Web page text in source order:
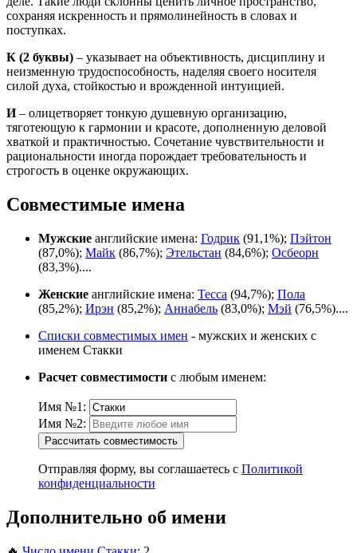
сохраняя искренность и прямолинейность в словах и
поступках.
К (2 буквы) – указывает на объективность, дисциплину и
неизменную трудоспособность, наделяя своего носителя
силой духа, стойкостью и врожденной интуицией.
И– олицетворяет тонкую душевную организацию,
тяготеющую к гармонии и красоте, дополненную деловой
хваткой и практичностью. Сочетание чувствительности и
рациональности иногда порождает требовательность и
строгость в оценке окружающих.
Совместимые имена
Мужские английские имена: Годрик (91,1%); Пэйтон
(87,0%); Майк (86,7%); Этельстан (84,6%); Осбеорн
(83,3%)....
Женские английские имена: Тесса (94,7%); Пола
(85,2%); Ирэн (85,2%); Аннабель (83,0%); Мэй (76,5%)....
Списки совместимых имен - мужских и женских с
именем Стакки
Расчет совместимости с любым именем:
Имя №1:
Имя №2:
Рассчитать совместимость
Отправляя форму, вы соглашаетесь с Политикой
конфиденциальности
Дополнительно об имени